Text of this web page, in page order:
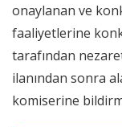
onaylanan ve
faaliyetlerine
tarafından
ilanından sonra
komiserine